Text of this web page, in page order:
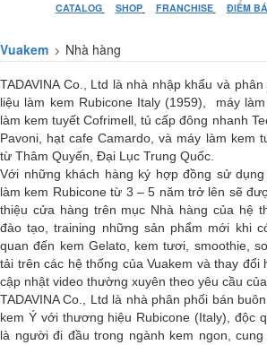
CATALOG SHOP FRANCHISE ĐIỂM
Vuakem Nhà hàng
TADAVINA Co., Ltd là nhà nhập khẩu và
liệu làm kem Rubicone Italy (1959), máy
làm kem tuyết Cofrimell, tủ cấp đông nhanh
Pavoni, hạt cafe Camardo, và máy làm kem
từ Thâm Quyến, Đại Lục Trung Quốc.
Với những khách hàng ký hợp đồng sử
làm kem Rubicone từ 3 – 5 năm trở lên sẽ
thiệu cửa hàng trên mục Nhà hàng của hệ
đào tạo, training những sản phẩm mới khi
quan đến kem Gelato, kem tươi, smoothie,
tải trên các hệ thống của Vuakem và thay đổi
cập nhật video thường xuyên theo yêu cầu của
TADAVINA Co., Ltd là nhà phân phối bán
kem Ý với thương hiệu Rubicone (Italy), độc
là người đi đầu trong ngành kem ngon,